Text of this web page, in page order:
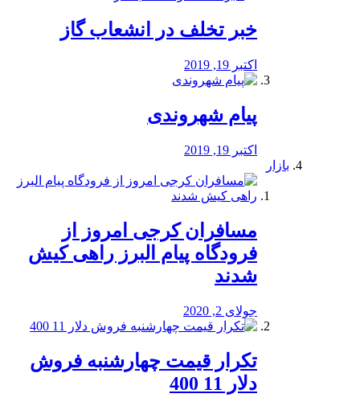
خبر تخلف در انشعاب گاز
اکتبر 19, 2019
پیام شهروندی
اکتبر 19, 2019
بازار
مسافران کرجی امروز از
فرودگاه پیام البرز راهی کیش
شدند
جولای 2, 2020
تکرار قیمت چهارشنبه فروش
دلار 11 400